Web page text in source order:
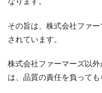
その旨は、株式会社ファ
されています。
株式会社ファーマーズ以
は、品質の責任を負っても